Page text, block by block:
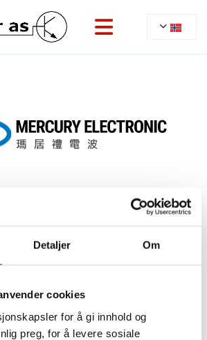
Detaljer Om
cookies
for å gi innhold og
preg, for å levere sosiale